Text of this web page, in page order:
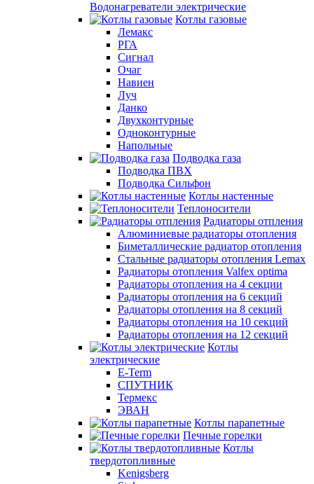
Водонагреватели электрические
Котлы газовые
Лемакс
РГА
Сигнал
Очаг
Навиен
Луч
Данко
Двухконтурные
Одноконтурные
Напольные
Подводка газа
Подводка ПВХ
Подводка Сильфон
Котлы настенные
Теплоносители
Радиаторы отпления
Алюминиевые радиаторы отопления
Биметаллические радиатор отопления
Стальные радиаторы отопления Lemax
Радиаторы отопления Valfex optima
Радиаторы отопления на 4 секции
Радиаторы отопления на 6 секций
Радиаторы отопления на 8 секций
Радиаторы отопления на 10 секций
Радиаторы отопления на 12 секций
Котлы
электрические
E-Term
СПУТНИК
Термекс
ЭВАН
Котлы парапетные
Печные горелки
Котлы
твердотопливные
Kenigsberg